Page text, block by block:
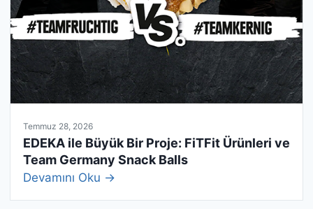
Temmuz 28, 2026
EDEKA ile Büyük Bir Proje: FiTFit Ürünleri ve
Team Germany Snack Balls
Devamını Oku →